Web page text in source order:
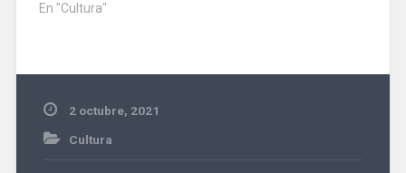
En "Cultura"
2 octubre, 2021
Cultura